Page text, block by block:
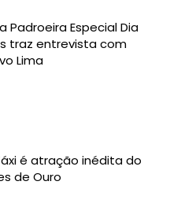
Padroeira Especial Dia
traz entrevista com
Lima
é atração inédita do
de Ouro